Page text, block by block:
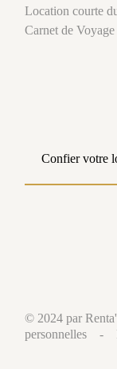
Location courte
Carnet de Voyage
Confier votre
© 2024 par
personnelles -